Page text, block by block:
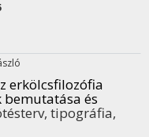
erkölcsfilozófia
és
tipográfia,